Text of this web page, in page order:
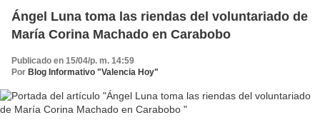
Ángel Luna toma las riendas del voluntariado de
María Corina Machado en Carabobo
Publicado en 15/04/p. m. 14:59
Por Blog Informativo "Valencia Hoy"